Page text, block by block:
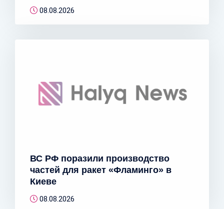
08.08.2026
ВС РФ поразили производство
частей для ракет «Фламинго» в
Киеве
08.08.2026